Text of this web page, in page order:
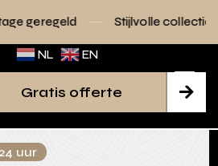
Stijlvolle collecties voor elk
NL EN

Gratis offerte
uur